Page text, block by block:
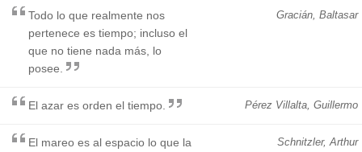
Gracián, Baltasar
Todo lo que realmente nos
pertenece es tiempo; incluso el
que no tiene nada más, lo
posee.
Pérez Villalta, Guillermo
El azar es orden el tiempo.
Schnitzler, Arthur
El mareo es al espacio lo que la